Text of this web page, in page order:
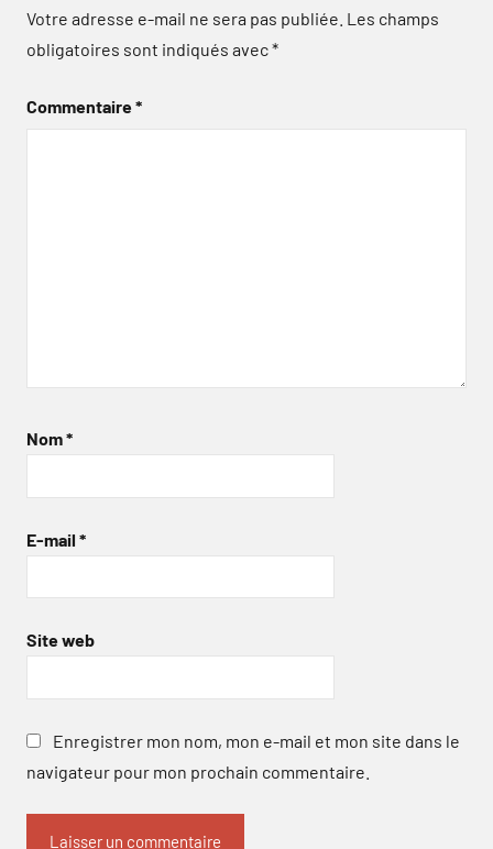
Votre adresse e-mail ne sera pas publiée. Les champs
obligatoires sont indiqués avec*
Commentaire*
Nom*
E-mail *
Site web
Enregistrer mon nom, mon e-mail et mon site dans le
navigateur pour mon prochain commentaire.